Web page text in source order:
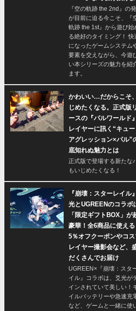
『空の軌跡 the 2nd』の
が目前に迫る今こそ、『
軌跡 the 1st』から遊び始
る絶好のタイミング！ 快
になったゲームシステム
要素を交えながら、今遊
い本シリーズの魅力を紹
ます。
かわいい…だからこそ
じめたくなる。正式版
ースの『パルワールド
レイヤーに訊く“キュー
アグレッション×パル”
底知れぬ魅力とは
正式版で登場する新たな
もいじめたくなる！
『崩壊：スターレイル
光とUGREENのコラボ
「限定ギフトBOX」が
豪華！全6商品に使える
5％オフクーポンやコ
レイヤー撮影会など、
だくさんでお届け
UGREEN×『崩壊：スタ
イル』コラボは、爻光が
インされていて美しい！
イルバッテリーや急速充
など、ゲームと一緒に使